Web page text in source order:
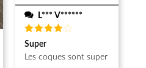
L*** V******
Note
sur 5
Super
Les coques sont super